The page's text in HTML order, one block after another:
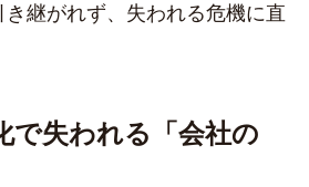
継がれず、失われる危機に直
で失われる「会社の